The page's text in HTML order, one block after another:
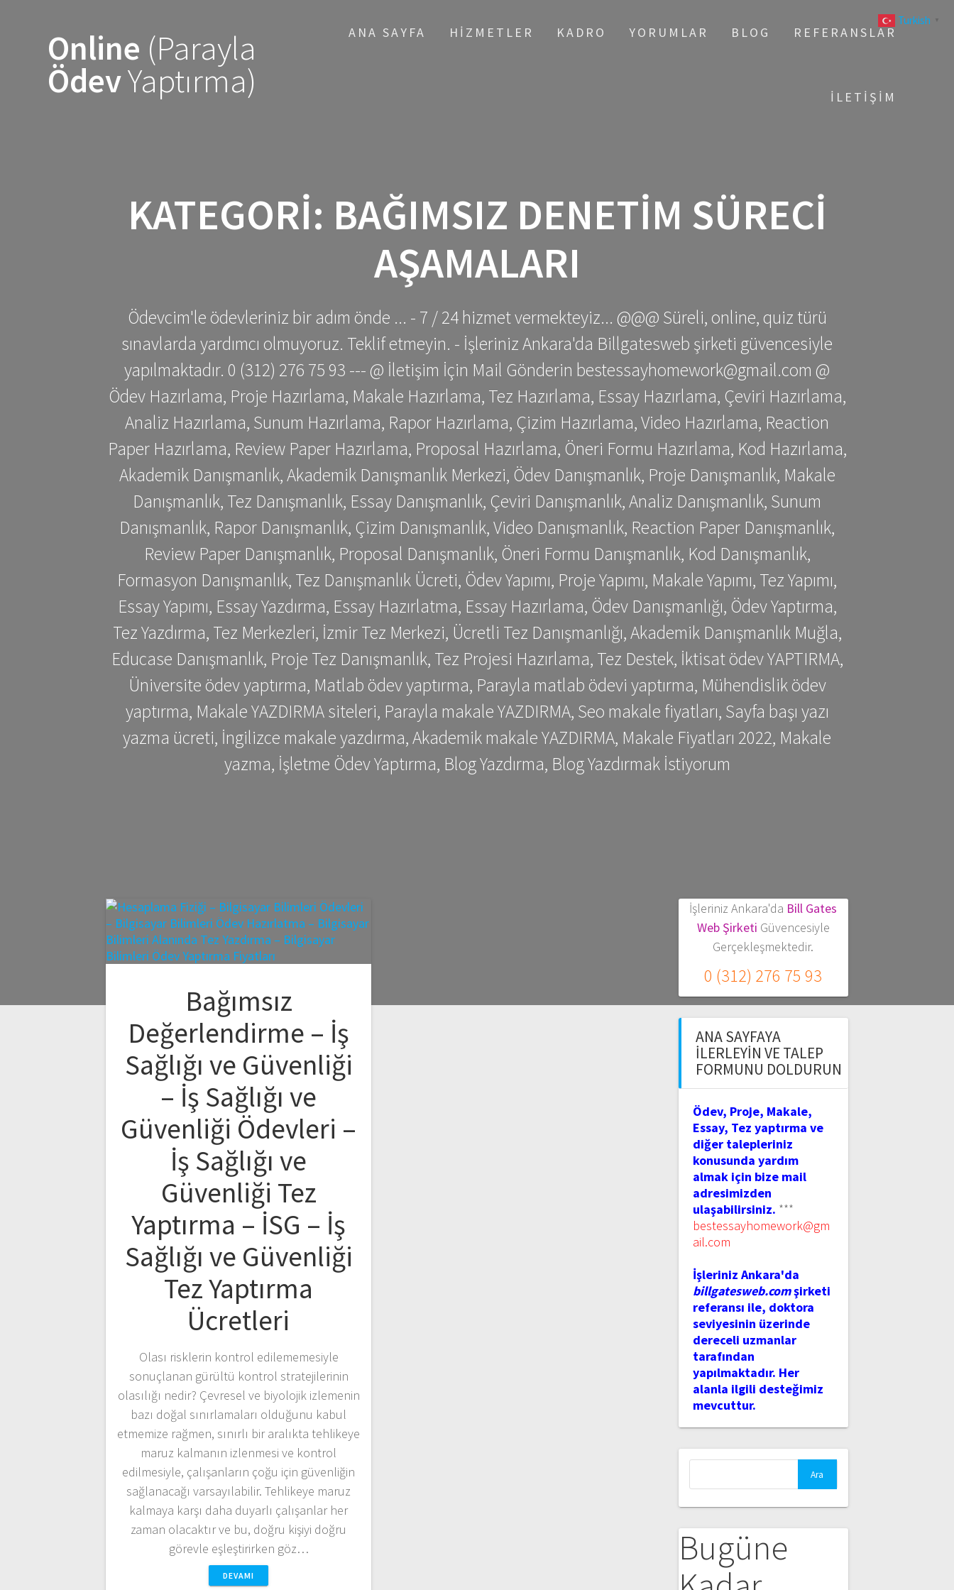
Online (Parayla
ÖdevYaptırma)
ANA SAYFA HIZMETLER KADRO YORUMLAR BLOG REFERANSLAR
İLETIŞIM
KATEGORI: BAĞIMSIZ DENETIM SÜRECI
AŞAMALARI
Ödevcim'le ödevleriniz bir adım önde ... - 7 / 24 hizmet vermekteyiz... @@@ Süreli, online, quiz türü
sınavlarda yardımcı olmuyoruz. Teklif etmeyin. - İşleriniz Ankara'da Billgatesweb şirketi güvencesiyle
yapılmaktadır. 0 (312) 276 75 93 --- @ İletişim İçin Mail Gönderin bestessayhomework@gmail.com @
Ödev Hazırlama, Proje Hazırlama, Makale Hazırlama, Tez Hazırlama, Essay Hazırlama, Çeviri Hazırlama,
Analiz Hazırlama, Sunum Hazırlama, Rapor Hazırlama, Çizim Hazırlama, Video Hazırlama, Reaction
Paper Hazırlama, Review Paper Hazırlama, Proposal Hazırlama, Öneri Formu Hazırlama, Kod Hazırlama,
Akademik Danışmanlık, Akademik Danışmanlık Merkezi, Ödev Danışmanlık, Proje Danışmanlık, Makale
Danışmanlık, Tez Danışmanlık, Essay Danışmanlık, Çeviri Danışmanlık, Analiz Danışmanlık, Sunum
Danışmanlık, Rapor Danışmanlık, Çizim Danışmanlık, Video Danışmanlık, Reaction Paper Danışmanlık,
Review Paper Danışmanlık, Proposal Danışmanlık, Öneri Formu Danışmanlık, Kod Danışmanlık,
Formasyon Danışmanlık, Tez Danışmanlık Ücreti, Ödev Yapımı, Proje Yapımı, Makale Yapımı, Tez Yapımı,
Essay Yapımı, Essay Yazdırma, Essay Hazırlatma, Essay Hazırlama, Ödev Danışmanlığı, Ödev Yaptırma,
Tez Yazdırma, Tez Merkezleri, İzmir Tez Merkezi, Ücretli Tez Danışmanlığı, Akademik Danışmanlık Muğla,
Educase Danışmanlık, Proje Tez Danışmanlık, Tez Projesi Hazırlama, Tez Destek, İktisat ödev YAPTIRMA,
Üniversite ödev yaptırma, Matlab ödev yaptırma, Parayla matlab ödevi yaptırma, Mühendislik ödev
yaptırma, Makale YAZDIRMA siteleri, Parayla makale YAZDIRMA, Seo makale fiyatları, Sayfa başı yazı
yazma ücreti, İngilizce makale yazdırma, Akademik makale YAZDIRMA, Makale Fiyatları 2022, Makale
yazma, İşletme Ödev Yaptırma, Blog Yazdırma, Blog Yazdırmak İstiyorum
Bağımsız
Değerlendirme – İş
Sağlığı ve Güvenliği
– İş Sağlığı ve
Güvenliği Ödevleri –
İş Sağlığı ve
Güvenliği Tez
Yaptırma – İSG – İş
Sağlığı ve Güvenliği
Tez Yaptırma
Ücretleri
Olası risklerin kontrol edilememesiyle
sonuçlanan gürültü kontrol stratejilerinin
olasılığı nedir? Çevresel ve biyolojik izlemenin
bazı doğal sınırlamaları olduğunu kabul
etmemize rağmen, sınırlı bir aralıkta tehlikeye
maruz kalmanın izlenmesi ve kontrol
edilmesiyle, çalışanların çoğu için güvenliğin
sağlanacağı varsayılabilir. Tehlikeye maruz
kalmaya karşı daha duyarlı çalışanlar her
zaman olacaktır ve bu, doğru kişiyi doğru
görevle eşleştirirken göz…
DEVAMI
İşleriniz Ankara'da Bill Gates
Web Şirketi Güvencesiyle
Gerçekleşmektedir.
0 (312) 276 75 93
ANA SAYFAYA
İLERLEYIN VE TALEP
FORMUNU DOLDURUN
Ödev, Proje, Makale,
Essay, Tez yaptırma ve
diğer talepleriniz
konusunda yardım
almak için bize mail
adresimizden
ulaşabilirsiniz. ***
bestessayhomework@gm
ail.com
İşleriniz Ankara'da
billgatesweb.comşirketi
referansı ile, doktora
seviyesinin üzerinde
dereceli uzmanlar
tarafından
yapılmaktadır. Her
alanla ilgili desteğimiz
mevcuttur.
Bugüne
Turkish ▼